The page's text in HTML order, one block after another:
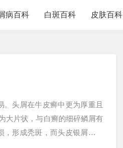
病百科 白斑百科 皮肤百科
头屑在牛皮癣中更为厚重且
大片状，与白癣的细碎鳞屑有
形成秃斑，而头皮银屑病不